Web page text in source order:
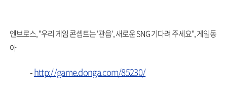
엔브로스, "우리 게임 콘셉트는 '관음', 새로운 SNG 기다려 주세요", 게임동
아
-http://game.donga.com/85230/